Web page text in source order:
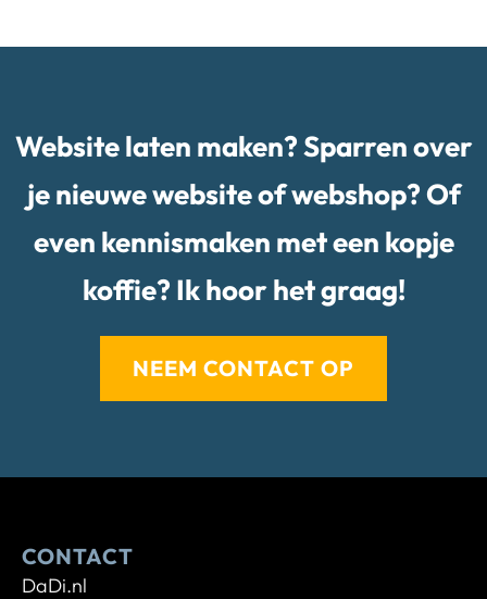
Website laten maken? Sparren over
je nieuwe website of webshop? Of
even kennismaken met een kopje
koffie? Ik hoor het graag!
NEEM CONTACT OP
CONTACT
DaDi.nl